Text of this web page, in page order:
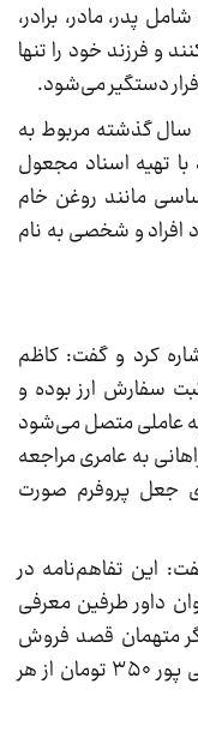
پدر، مادر، برادر،
و فرزند خود را تنها
دستگیر می‌شود.
سال گذشته مربوط به
با تهیه اسناد مجعول
مانند روغن خام
افراد و شخصی به نام
کرد و گفت: کاظم
سفارش ارز بوده و
عاملی متصل می‌شود
به عامری مراجعه
جعل پروفرم صورت
این تفاهم‌نامه در
عنوان داور طرفین معرفی
متهمان قصد فروش
دلار در بازار آزاد را نداشتند چرا سهم خرمی پور ۳۵۰ تومان از هر